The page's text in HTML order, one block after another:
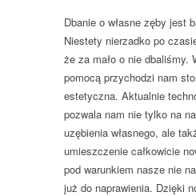
Dbanie o własne zęby jest
Niestety nierzadko po
że za mało o nie dbaliśmy.
pomocą przychodzi nam
estetyczna. Aktualnie
pozwala nam nie tylko na
uzębienia własnego, ale
umieszczenie całkowicie
pod warunkiem nasze nie
już do naprawienia. Dzięki